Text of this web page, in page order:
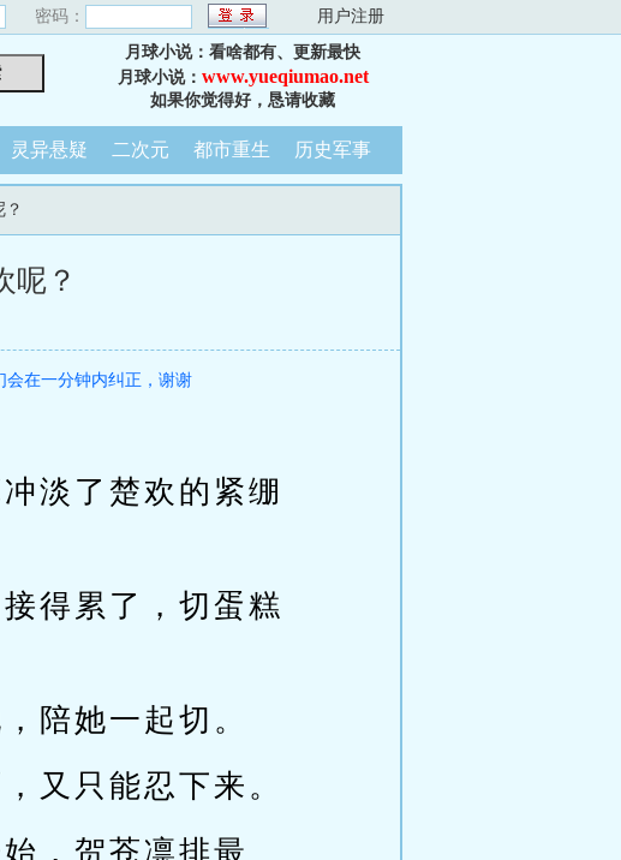
密码： 用户注册
月球小说：看啥都有、更新最快
月球小说： www.yueqiumao.net
如果你觉得好，恳请收藏
灵异悬疑 二次元 都市重生 历史军事
呢？
会在一分钟内纠正，谢谢
淡了楚欢的紧绷
得累了，切蛋糕
陪她一起切。
又只能忍下来。
，贺苍凛排最